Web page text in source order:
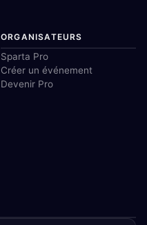
ORGANISATEURS
Sparta Pro
Créer un événement
Devenir Pro